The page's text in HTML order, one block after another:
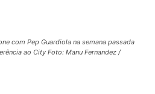
com Pep Guardiola na semana passada
ao City Foto: Manu Fernandez /